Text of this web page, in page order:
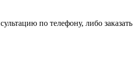
по телефону, либо заказать